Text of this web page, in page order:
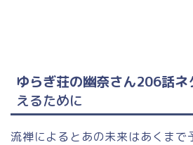
ゆらぎ荘の幽奈さん206話ネ
えるために
流禅によるとあの未来はあくまで